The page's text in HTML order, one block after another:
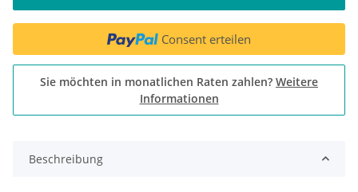
Consent erteilen
Sie möchten in monatlichen Raten zahlen? Weitere
Informationen
Beschreibung